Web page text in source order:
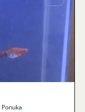
Ponuka